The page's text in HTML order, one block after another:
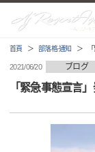
首頁 部落格·通知
2021/06/20 ブログ
「緊急事態宣言